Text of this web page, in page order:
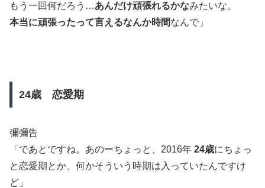
もう一回何だろう…あんだけ頑張れるかなみたいな。
本当に頑張ったって言えるなんか時間なんで」
24歳 恋愛期
彌彌告
「であとですね。あのーちょっと、2016年 24歳にちょっ
と恋愛期とか、何かそういう時期は入っていたんですけ
ど」